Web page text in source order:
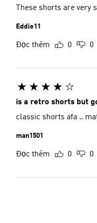
These shorts are very
Eddie11
Đọc thêm 0 0
is a retro shorts but
classic shorts afa ..
man1501
Đọc thêm 0 0